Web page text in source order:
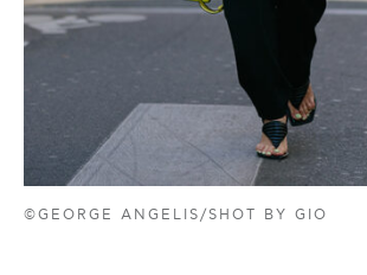
©GEORGE ANGELIS/SHOT BY GIO